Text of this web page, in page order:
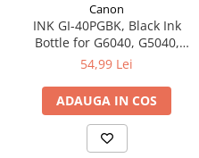
Canon
INK GI-40PGBK, Black Ink
Bottle for G6040, G5040,
GM2040; 6.000 pag
54,99 Lei
ADAUGA IN COS